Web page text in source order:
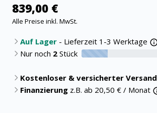
839,00 €
Alle Preise inkl. MwSt.
Auf Lager - Lieferzeit 1-3 Werktage
Nur noch 2 Stück 20% verfügbar
Kostenloser & versicherter Versand
Finanzierung z.B. ab 20,50 € / Monat